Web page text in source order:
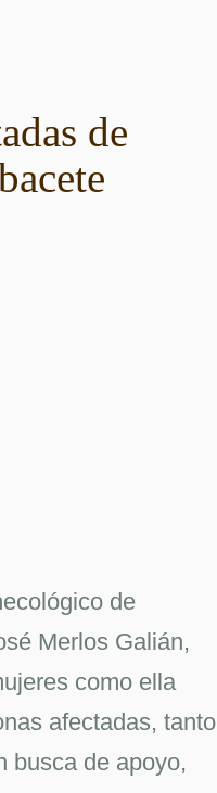
de
de
Merlos Galián,
como ella
afectadas, tanto
busca de apoyo,